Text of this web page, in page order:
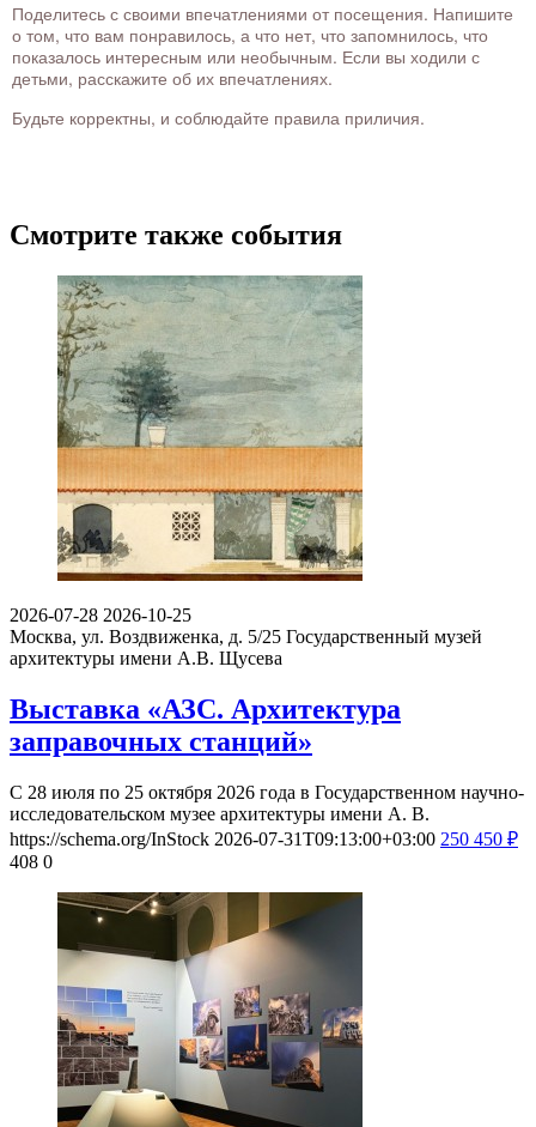
Поделитесь с своими впечатлениями от посещения. Напишите
о том, что вам понравилось, а что нет, что запомнилось, что
показалось интересным или необычным. Если вы ходили с
детьми, расскажите об их впечатлениях.
Будьте корректны, и соблюдайте правила приличия.
Смотрите также события
2026-07-28 2026-10-25
Москва, ул. Воздвиженка, д. 5/25 Государственный музей
архитектуры имени А.В. Щусева
Выставка «АЗС. Архитектура
заправочных станций»
С 28 июля по 25 октября 2026 года в Государственном научно-
исследовательском музее архитектуры имени А. В.
https://schema.org/InStock 2026-07-31T09:13:00+03:00 250 450 ₽
408 0